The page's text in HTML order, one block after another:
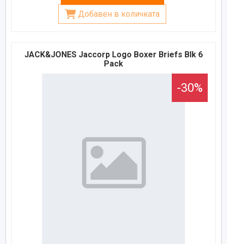
Добавен в количката
JACK&JONES Jaccorp Logo Boxer Briefs Blk 6
Pack
-30%